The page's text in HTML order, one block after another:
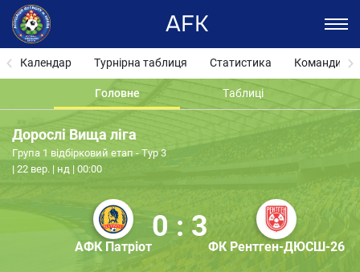
AFK
Календар Турнірна таблиця Статистика Команди
Головне Таблиці
Дорослі Вища ліга
Група 1 відбірковий етап - Тур 3
АФК Патріот
0 : 3
ФК Рентген-ДЮСШ-26
22 вер. | нд | 00:00